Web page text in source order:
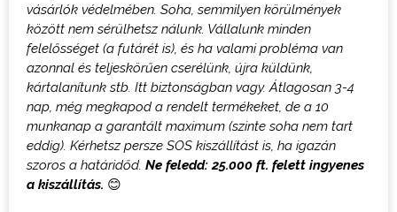
vásárlók védelmében. Soha, semmilyen körülmények
között nem sérülhetsz nálunk. Vállalunk minden
felelősséget (a futárét is), és ha valami probléma van
azonnal és teljeskörűen cserélünk, újra küldünk,
kártalanítunk stb. Itt biztonságban vagy.Átlagosan 3-4
nap, még megkapod a rendelt termékeket, de a 10
munkanap a garantált maximum (szinte soha nem tart
eddig). Kérhetsz persze SOS kiszállítást is, ha igazán
szoros a határidőd. Ne feledd: 25.000 ft. felett ingyenes
a kiszállítás. 😊